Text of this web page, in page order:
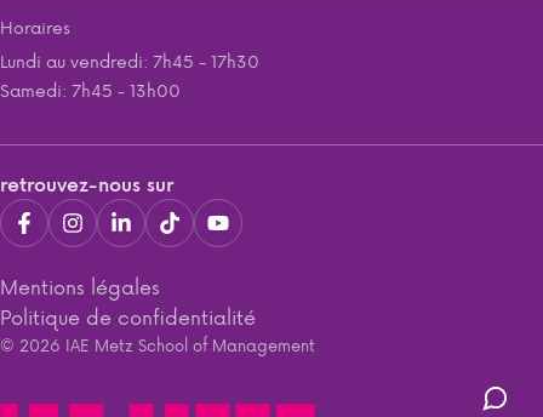
Horaires
Lundi au vendredi: 7h45 - 17h30
Samedi: 7h45 - 13h00
Mentions légales
Politique de confidentialité
retrouvez-nous sur
© 2026 IAE Metz School of Management